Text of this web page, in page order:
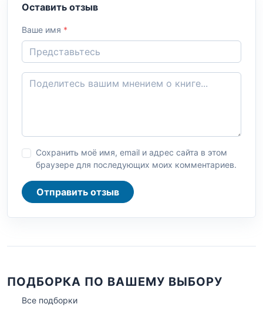
Оставить отзыв
Ваше имя *
Сохранить моё имя, email и адрес сайта в этом
браузере для последующих моих комментариев.
Отправить отзыв
ПОДБОРКА ПО ВАШЕМУ ВЫБОРУ
Все подборки